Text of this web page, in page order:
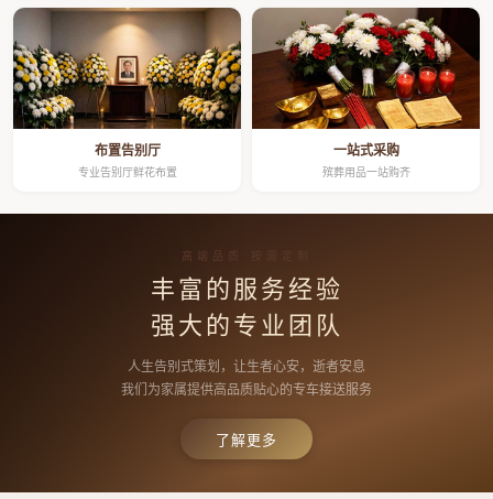
布置告别厅
专业告别厅鲜花布置
一站式采购
殡葬用品一站购齐
高端品质 按需定制
丰富的服务经验
强大的专业团队
人生告别式策划，让生者心安，逝者安息
我们为家属提供高品质贴心的专车接送服务
了解更多